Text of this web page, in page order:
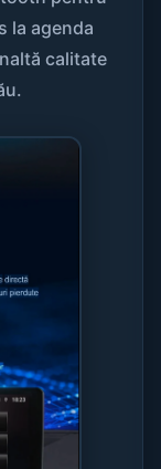
la agenda
calitate